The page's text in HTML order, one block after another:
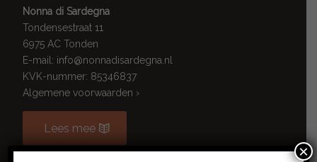
Nonna di Sardegna
Tondensestraat 11
6975 AC Tonden
E-mail: info@nonnadisardegna.nl
KVK-nummer: 85346837
Algemene voorwaarden ›
Lees mee
×